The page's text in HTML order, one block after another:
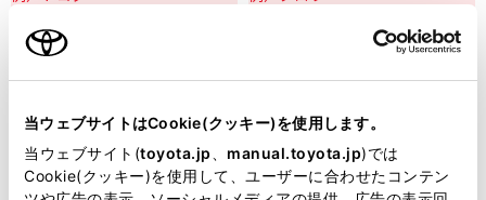
当ウェブサイトはCookie(クッキー)を使用します。
当ウェブサイト(toyota.jp manual.toyota.jp)では
Cookie(クッキー)を使用して、ユーザーに合わせたコンテン
郵便番号
住所自動入力